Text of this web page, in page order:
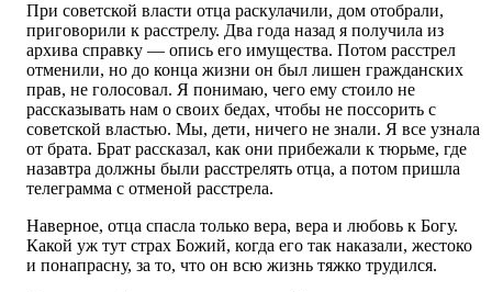
При советской власти отца раскулачили, дом отобрали,
приговорили к расстрелу. Два года назад я получила из
архива справку — опись его имущества. Потом расстрел
отменили, но до конца жизни он был лишен гражданских
прав, не голосовал. Я понимаю, чего ему стоило не
рассказывать нам о своих бедах, чтобы не поссорить с
советской властью. Мы, дети, ничего не знали. Я все узнала
от брата. Брат рассказал, как они прибежали к тюрьме, где
назавтра должны были расстрелять отца, а потом пришла
телеграмма с отменой расстрела.
Наверное, отца спасла только вера, вера и любовь к Богу.
Какой уж тут страх Божий, когда его так наказали, жестоко
и понапрасну, за то, что он всю жизнь тяжко трудился.